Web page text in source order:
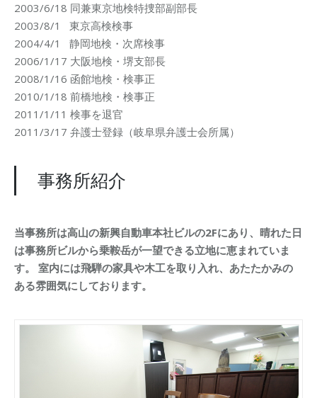
2003/6/18 同兼東京地検特捜部副部長
2003/8/1 東京高検検事
2004/4/1 静岡地検・次席検事
2006/1/17 大阪地検・堺支部長
2008/1/16 函館地検・検事正
2010/1/18 前橋地検・検事正
2011/1/11 検事を退官
2011/3/17 弁護士登録（岐阜県弁護士会所属）
事務所紹介
当事務所は高山の新興自動車本社ビルの2Fにあり、晴れた日
は事務所ビルから乗鞍岳が一望できる立地に恵まれていま
す。 室内には飛騨の家具や木工を取り入れ、あたたかみの
ある雰囲気にしております。